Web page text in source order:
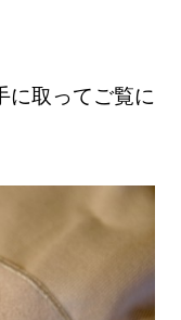
に取ってご覧に